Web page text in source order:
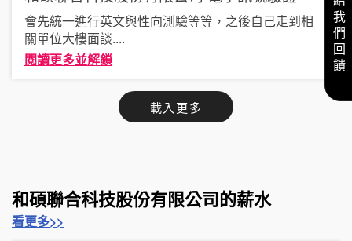
會先統一進行英文與性向測驗等等，之後自己走到相
關單位大樓面談....
閱讀更多並解鎖
載入更多
和碩聯合科技股份有限公司的薪水
看更多>>
給我們回饋